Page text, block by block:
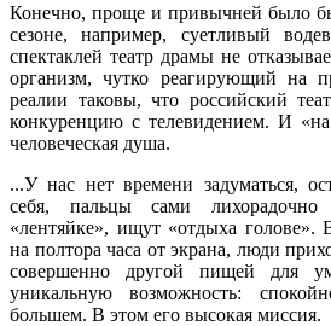
Конечно, проще и привычней было
сезоне, например, суетливый
спектаклей театр драмы не
организм, чутко реагирующий на
реалии таковы, что российский
конкуренцию с телевидением. И
человеческая душа.
...У нас нет времени задуматься,
себя, пальцы сами
«лентяйке», ищут «отдыха голове».
на полтора часа от экрана, люди
совершенно другой пищей для
уникальную возможность:
большем. В этом его высокая миссия.